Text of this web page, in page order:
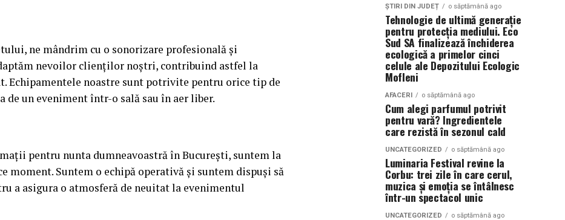
ne mândrim cu o sonorizare profesională și
nevoilor clienților noștri, contribuind astfel la
Echipamentele noastre sunt potrivite pentru orice tip de
de un eveniment într-o sală sau în aer liber.
pentru nunta dumneavoastră în București, suntem la
moment. Suntem o echipă operativă și suntem dispuși să
a asigura o atmosferă de neuitat la evenimentul
ȘTIRI DIN JUDEȚ o săptămână ago
Tehnologie de ultimă generație
pentru protecția mediului. Eco
Sud SA finalizează închiderea
ecologică a primelor cinci
celule ale Depozitului Ecologic
Mofleni
AFACERI o săptămână ago
Cum alegi parfumul potrivit
pentru vară? Ingredientele
care rezistă în sezonul cald
UNCATEGORIZED o săptămână ago
Luminaria Festival revine la
Corbu: trei zile în care cerul,
muzica și emoția se întâlnesc
într-un spectacol unic
UNCATEGORIZED o săptămână ago